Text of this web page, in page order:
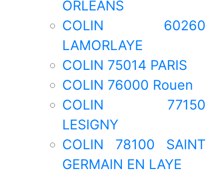
ORLEANS
COLIN 60260
LAMORLAYE
COLIN 75014 PARIS
COLIN 76000 Rouen
COLIN 77150
LESIGNY
COLIN 78100 SAINT
GERMAIN EN LAYE